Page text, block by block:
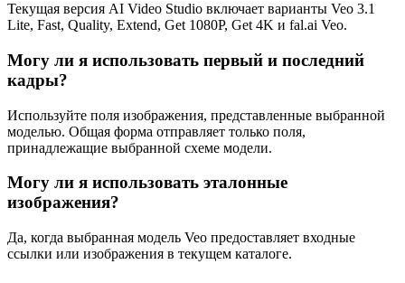
Текущая версия AI Video Studio включает варианты Veo 3.1
Lite, Fast, Quality, Extend, Get 1080P, Get 4K и fal.ai Veo.
Могу ли я использовать первый и последний
кадры?
Используйте поля изображения, представленные выбранной
моделью. Общая форма отправляет только поля,
принадлежащие выбранной схеме модели.
Могу ли я использовать эталонные
изображения?
Да, когда выбранная модель Veo предоставляет входные
ссылки или изображения в текущем каталоге.